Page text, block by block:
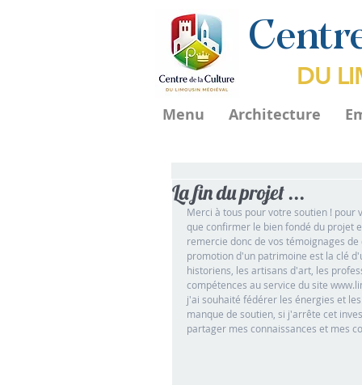
DU
Menu Architecture
La fin du projet ...
Merci à tous pour votre soutien ! pour
que confirmer le bien fondé du projet
remercie donc de vos témoignages
promotion d'un patrimoine est la clé
historiens, les artisans d'art, les
compétences au service du site
j'ai souhaité fédérer les énergies et
manque de soutien, si j'arrête cet
partager mes connaissances et mes